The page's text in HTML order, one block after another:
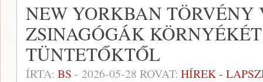
NEW YORKBAN TÖRVÉNY
ZSINAGÓGÁK
TÜNTETŐKTŐL
ÍRTA: BS - 2026-05-28 ROVAT: HÍREK -